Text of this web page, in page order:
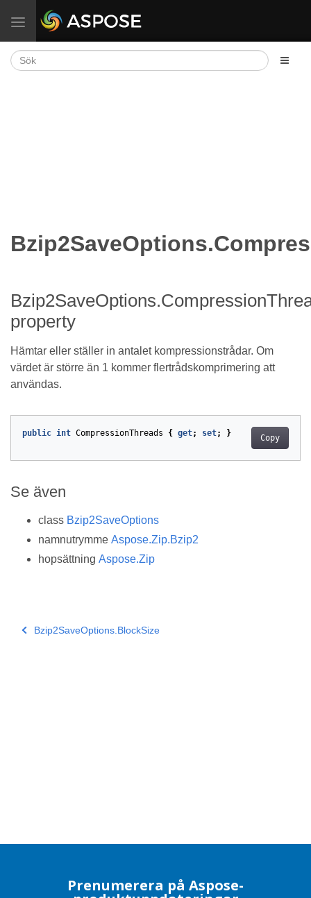
Växla navigering
property
Hämtar eller ställer in antalet kompressionstrådar. Om
värdet är större än 1 kommer flertrådskomprimering att
användas.
Copy
public int CompressionThreads { get; set; }
Se även
class Bzip2SaveOptions
namnutrymme Aspose.Zip.Bzip2
hopsättning Aspose.Zip
Bzip2SaveOptions.BlockSize
Prenumerera på Aspose-